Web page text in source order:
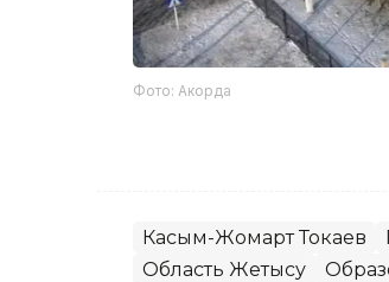
Фото: Акорда
Касым-Жомарт Токаев
Область Жетысу